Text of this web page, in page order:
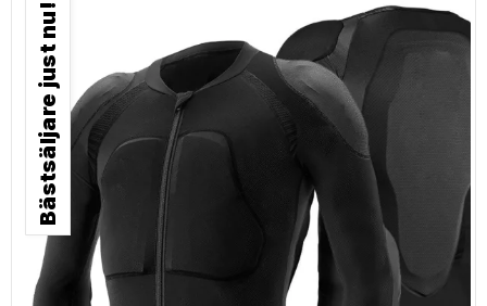
Bästsäljare just nu!